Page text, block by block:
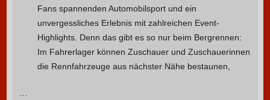
Fans spannenden Automobilsport und ein
unvergessliches Erlebnis mit zahlreichen Event-
Highlights. Denn das gibt es so nur beim Bergrennen:
Im Fahrerlager können Zuschauer und Zuschauerinnen
die Rennfahrzeuge aus nächster Nähe bestaunen,